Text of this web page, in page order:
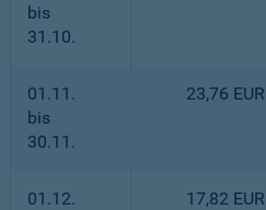
bis
31.10.
01.11.
bis
30.11.
23,76 EUR
01.12.
17,82 EUR